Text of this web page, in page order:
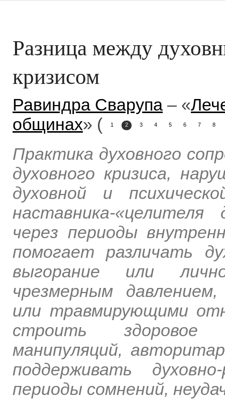
Разница между
кризисом
Равиндра Сварупа – «
общинах» ( 1 2 3 4 5 6 7 8
Практика духовного
духовного кризиса,
духовной и
через периоды
помогает различать
выгорание или
чрезмерным
или травмирующими
строить здоровое
манипуляций,
поддерживать
периоды сомнений,